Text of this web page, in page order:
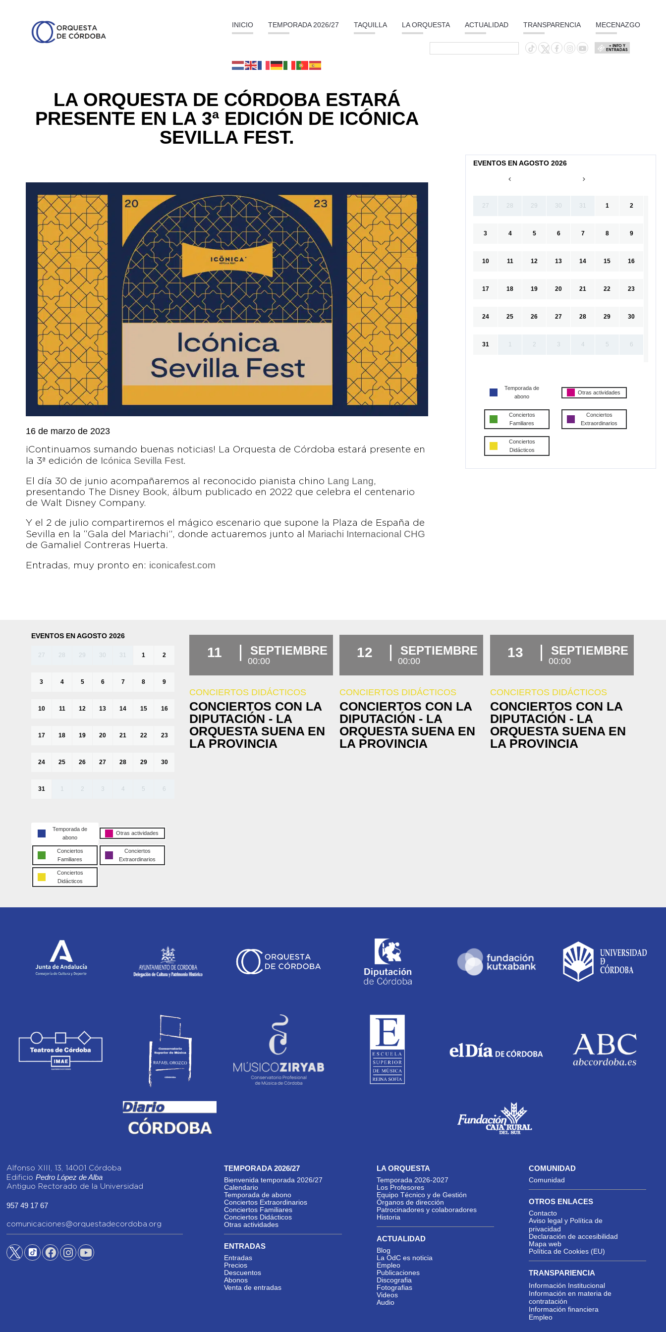
INICIO TEMPORADA 2026/27 TAQUILLA LA ORQUESTA ACTUALIDAD TRANSPARENCIA MECENAZGO
+ INFO Y
ENTRADAS
LA ORQUESTA DE CÓRDOBA ESTARÁ
PRESENTE EN LA 3ª EDICIÓN DE ICÓNICA
SEVILLA FEST.
16 de marzo de 2023
¡Continuamos sumando buenas noticias! La Orquesta de Córdoba estará presente en
la 3ª edición de Icónica Sevilla Fest.
El día 30 de junio acompañaremos al reconocido pianista chino Lang Lang,
presentando The Disney Book, álbum publicado en 2022 que celebra el centenario
de Walt Disney Company.
Y el 2 de julio compartiremos el mágico escenario que supone la Plaza de España de
Sevilla en la “Gala del Mariachi”, donde actuaremos junto al Mariachi Internacional CHG
de Gamaliel Contreras Huerta.
Entradas, muy pronto en: iconicafest.com
EVENTOS EN AGOSTO 2026
27 28 29 30 31 1 2
3 4 5 6 7 8 9
10 11 12 13 14 15 16
17 18 19 20 21 22 23
24 25 26 27 28 29 30
31 1 2 3 4 5 6
Temporada de
abono
Otras actividades
Conciertos
Familiares
Conciertos
Extraordinarios
Conciertos
Didácticos
EVENTOS EN AGOSTO 2026
27 28 29 30 31 1 2
3 4 5 6 7 8 9
10 11 12 13 14 15 16
17 18 19 20 21 22 23
24 25 26 27 28 29 30
31 1 2 3 4 5 6
Temporada de
abono
Otras actividades
Conciertos
Familiares
Conciertos
Extraordinarios
Conciertos
Didácticos
11 SEPTIEMBRE
00:00
CONCIERTOS DIDÁCTICOS
CONCIERTOS CON LA
DIPUTACIÓN - LA
ORQUESTA SUENA EN
LA PROVINCIA
12 SEPTIEMBRE
00:00
CONCIERTOS DIDÁCTICOS
CONCIERTOS CON LA
DIPUTACIÓN - LA
ORQUESTA SUENA EN
LA PROVINCIA
13 SEPTIEMBRE
00:00
CONCIERTOS DIDÁCTICOS
CONCIERTOS CON LA
DIPUTACIÓN - LA
ORQUESTA SUENA EN
LA PROVINCIA
Alfonso XIII, 13, 14001 Córdoba
EdificioPedro López de Alba
Antiguo Rectorado de la Universidad
957 49 17 67
comunicaciones@orquestadecordoba.org
TEMPORADA 2026/27
Bienvenida temporada 2026/27
Calendario
Temporada de abono
Conciertos Extraordinarios
Conciertos Familiares
Conciertos Didácticos
Otras actividades
ENTRADAS
Entradas
Precios
Descuentos
Abonos
Venta de entradas
LA ORQUESTA
Temporada 2026-2027
Los Profesores
Equipo Técnico y de Gestión
Órganos de dirección
Patrocinadores y colaboradores
Historia
ACTUALIDAD
Blog
La OdC es noticia
Empleo
Publicaciones
Discografia
Fotografias
Videos
Audio
COMUNIDAD
Comunidad
OTROS ENLACES
Contacto
Aviso legal y Política de
privacidad
Declaración de accesibilidad
Mapa web
Política de Cookies (EU)
TRANSPARIENCIA
Información Institucional
Información en materia de
contratación
Información financiera
Empleo